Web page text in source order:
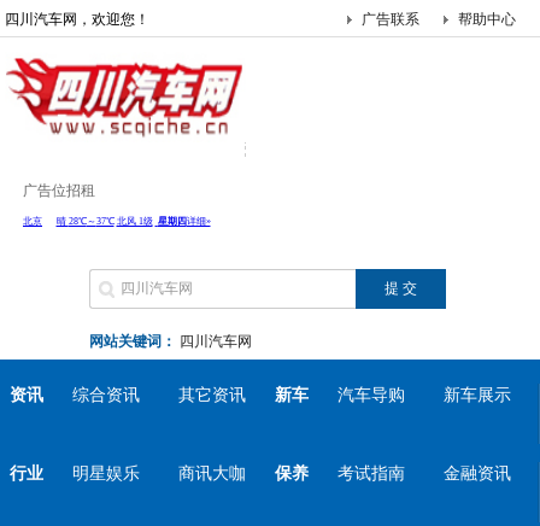
四川汽车网，欢迎您！ 帮助中心
广告联系
广告位招租
网站关键词： 四川汽车网
资讯 综合资讯 其它资讯 新车 汽车导购 新车展示
行业 明星娱乐 商讯大咖 保养 考试指南 金融资讯